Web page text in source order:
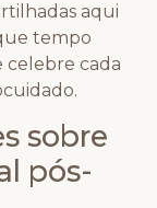
aqui
tempo
celebre cada
sobre
pós-